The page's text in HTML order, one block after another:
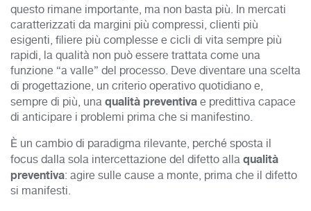
questo rimane importante, ma non basta più. In mercati
caratterizzati da margini più compressi, clienti più
esigenti, filiere più complesse e cicli di vita sempre più
rapidi, la qualità non può essere trattata come una
funzione “a valle” del processo. Deve diventare una scelta
di progettazione, un criterio operativo quotidiano e,
sempre di più, unaqualità preventivae predittiva capace
di anticipare i problemi prima che si manifestino.
È un cambio di paradigma rilevante, perché sposta il
focus dalla sola intercettazione del difetto allaqualità
preventiva: agire sulle cause a monte, prima che il difetto
si manifesti.